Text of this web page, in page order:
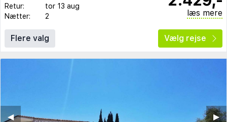
Retur:
tor 13 aug
Nætter:
2 læs mere
Flere valg Vælg rejse
▶︎
◀︎